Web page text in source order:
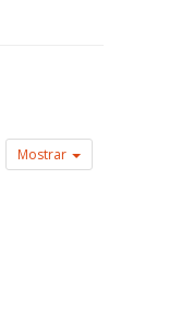
Mostrar